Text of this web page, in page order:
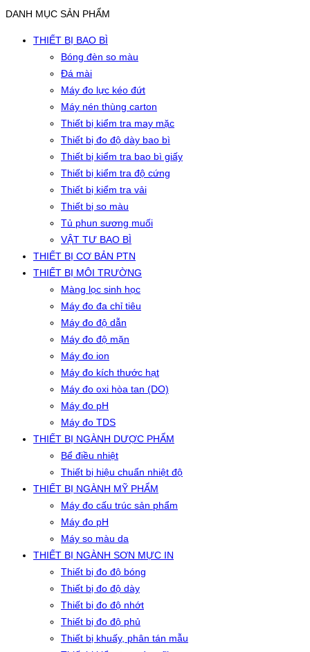
DANH MỤC SẢN PHẨM
THIẾT BỊ BAO BÌ
Bóng đèn so màu
Đá mài
Máy đo lực kéo đứt
Máy nén thùng carton
Thiết bị kiểm tra may mặc
Thiết bị đo độ dày bao bì
Thiết bị kiểm tra bao bì giấy
Thiết bị kiểm tra độ cứng
Thiết bị kiểm tra vải
Thiết bị so màu
Tủ phun sương muối
VẬT TƯ BAO BÌ
THIẾT BỊ CƠ BẢN PTN
THIẾT BỊ MÔI TRƯỜNG
Màng lọc sinh học
Máy đo đa chỉ tiêu
Máy đo độ dẫn
Máy đo độ mặn
Máy đo ion
Máy đo kích thước hạt
Máy đo oxi hòa tan (DO)
Máy đo pH
Máy đo TDS
THIẾT BỊ NGÀNH DƯỢC PHẨM
Bể điều nhiệt
Thiết bị hiệu chuẩn nhiệt độ
THIẾT BỊ NGÀNH MỸ PHẨM
Máy đo cấu trúc sản phẩm
Máy đo pH
Máy so màu da
THIẾT BỊ NGÀNH SƠN MỰC IN
Thiết bị đo độ bóng
Thiết bị đo độ dày
Thiết bị đo độ nhớt
Thiết bị đo độ phủ
Thiết bị khuấy, phân tán mẫu